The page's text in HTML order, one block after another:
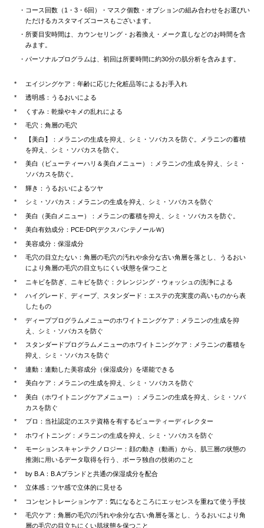
コース回数（1・3・6回）・マスク個数・オプションの組み合わせをお選びい
ただけるカスタマイズコースもございます。
所要目安時間は、カウンセリング・お着換え・メーク直しなどのお時間を含
みます。
パーソナルプログラムは、初回は所要時間に約30分の肌分析を含みます。
エイジングケア：年齢に応じた化粧品等によるお手入れ
透明感：うるおいによる
くすみ：乾燥やキメの乱れによる
毛穴：角層の毛穴
【美白】：メラニンの生成を抑え、シミ・ソバカスを防ぐ。メラニンの蓄積
を抑え、シミ・ソバカスを防ぐ。
美白（ビューティーハリ＆美白メニュー）：メラニンの生成を抑え、シミ・
ソバカスを防ぐ。
輝き：うるおいによるツヤ
シミ・ソバカス：メラニンの生成を抑え、シミ・ソバカスを防ぐ
美白（美白メニュー）：メラニンの蓄積を抑え、シミ・ソバカスを防ぐ。
美白有効成分：PCE-DP(デクスパンテノールＷ)
美容成分：保湿成分
毛穴の目立たない：角層の毛穴の汚れや余分な古い角層を落とし、うるおい
により角層の毛穴の目立ちにくい状態を保つこと
ニキビを防ぎ、ニキビを防ぐ：クレンジング・ウォッシュの洗浄による
ハイグレード、ディープ、スタンダード：エステの充実度の高いものから表
したもの
ディーププログラムメニューのホワイトニングケア：メラニンの生成を抑
え、シミ・ソバカスを防ぐ
スタンダードプログラムメニューのホワイトニングケア：メラニンの蓄積を
抑え、シミ・ソバカスを防ぐ
連動：連動した美容成分（保湿成分）を堪能できる
美白ケア：メラニンの生成を抑え、シミ・ソバカスを防ぐ
美白（ホワイトニングケアメニュー）：メラニンの生成を抑え、シミ・ソバ
カスを防ぐ
プロ：当社認定のエステ資格を有するビューティーディレクター
ホワイトニング：メラニンの生成を抑え、シミ・ソバカスを防ぐ
モーションスキャンテクノロジー：顔の動き（動画）から、肌三層の状態の
推測に用いるデータ取得を行う、ポーラ独自の技術のこと
by B.A：B.Aブランドと共通の保湿成分を配合
立体感：ツヤ感で立体的に見せる
コンセントレーションケア：気になるところにエッセンスを重ねて使う手技
毛穴ケア：角層の毛穴の汚れや余分な古い角層を落とし、うるおいにより角
層の毛穴の目立ちにくい肌状態を保つこと